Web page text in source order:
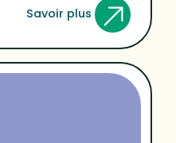
Savoir plus